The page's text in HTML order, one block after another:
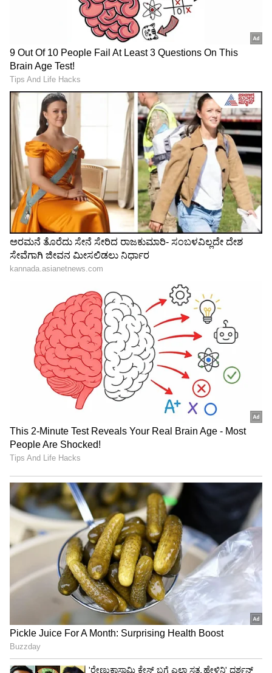
3
6
Image Credit :Asianet News
ಕನ್ಯಾ ರಾಶಿಯ ಐದನೇ ಮನೆಯಲ್ಲಿ ಚಂದ್ರನ ದೃಷ್ಟಿ ಮತ್ತು
ಲಾಭ ರಾಶಿಯಲ್ಲಿ ಉಚ್ಚ ಗುರುವಿನ ದೃಷ್ಟಿಯಿಂದಾಗಿ, ಈ
ರಾಶಿಚಕ್ರ ಚಿಹ್ನೆಯು ಸ್ಪರ್ಶಿಸುವ ಎಲ್ಲವೂ ಚಿನ್ನವಾಗಿ
ಬದಲಾಗುತ್ತದೆ. ಜೀವನದಲ್ಲಿ ಪ್ರಮುಖ ಶುಭ ಬೆಳವಣಿಗೆಗಳು
ನಡೆಯುತ್ತವೆ. ಶತ್ರುಗಳು, ರೋಗಗಳು ಮತ್ತು ಸಾಲದ
ಸಮಸ್ಯೆಗಳ ಮೇಲೆ ಜಯ ಇರುತ್ತದೆ. ಆದಾಯವು
ಗಮನಾರ್ಹವಾಗಿ ಹೆಚ್ಚಾಗುತ್ತದೆ. ಉನ್ನತ ಹುದ್ದೆಯಲ್ಲಿರುವ
ಜನರೊಂದಿಗೆ ಲಾಭದಾಯಕ ಸಂಪರ್ಕಗಳನ್ನು
ಮಾಡಿಕೊಳ್ಳಲಾಗುತ್ತದೆ. ಶುಭ ಸುದ್ದಿ ಹೆಚ್ಚಾಗಿ ಕೇಳಲಾಗುತ್ತದೆ.
ವೃತ್ತಿ, ಉದ್ಯೋಗ ಮತ್ತು ವ್ಯವಹಾರದಲ್ಲಿ ಆದಾಯ
ಹೆಚ್ಚಾಗುತ್ತದೆ.